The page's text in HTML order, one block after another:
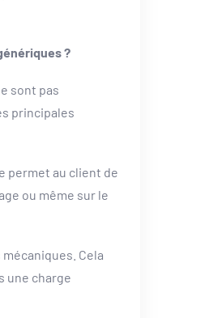
?
sont pas
principales
permet au client de
ou même sur le
Cela
une charge